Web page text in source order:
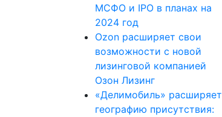
МСФО и IPO в планах на
2024 год
Ozon расширяет свои
возможности с новой
лизинговой компанией
Озон Лизинг
«Делимобиль» расширяет
географию присутствия: